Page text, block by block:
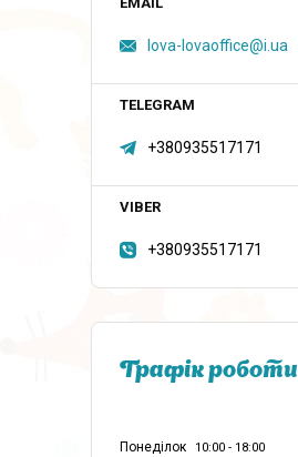
lova-lovaoffice@i.ua
+380935517171
+380935517171
Графік роботи
Понеділок 10:00 18:00